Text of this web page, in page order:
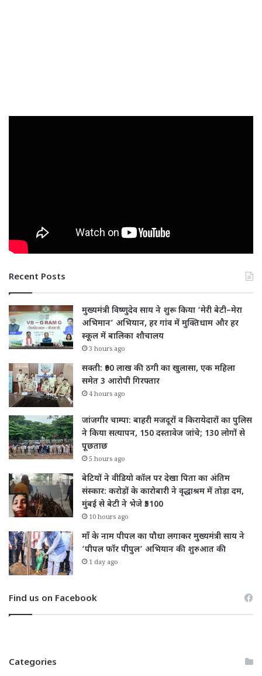
Recent Posts
मुख्यमंत्री विष्णुदेव साय ने शुरू किया ‘मेरी बेटी–मेरा
अभिमान’ अभियान, हर गांव में मुक्तिधाम और हर
स्कूल में बालिका शौचालय
3 hours ago
सक्ती: ₹90 लाख की ठगी का खुलासा, एक महिला
समेत 3 आरोपी गिरफ्तार
4 hours ago
जांजगीर चाम्पा: बाहरी मजदूरों व किरायेदारों का पुलिस
ने किया सत्यापन, 150 दस्तावेज जांचे; 130 लोगों से
पूछताछ
5 hours ago
बेटियों ने वीडियो कॉल पर देखा पिता का अंतिम
संस्कार: करोड़ों के कारोबारी ने वृद्धाश्रम में तोड़ा दम,
मुंबई से बेटी ने भेजे ₹5100
10 hours ago
माँ के नाम पीपल का पौधा लगाकर मुख्यमंत्री साय ने
‘पीपल फॉर पीपुल’ अभियान की शुरुआत की
1 day ago
Find us on Facebook
Categories